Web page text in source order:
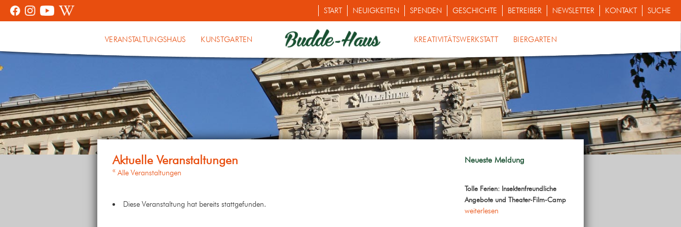
START NEUIGKEITEN SPENDEN GESCHICHTE BETREIBER NEWSLETTER KONTAKT SUCHE
VERANSTALTUNGSHAUS KUNSTGARTEN KREATIVITÄTSWERKSTATT BIERGARTEN
« Alle Veranstaltungen
Diese Veranstaltung hat bereits stattgefunden.
Neueste Meldung
Tolle Ferien: Insektenfreundliche
Angebote und Theater-Film-Camp
weiterlesen